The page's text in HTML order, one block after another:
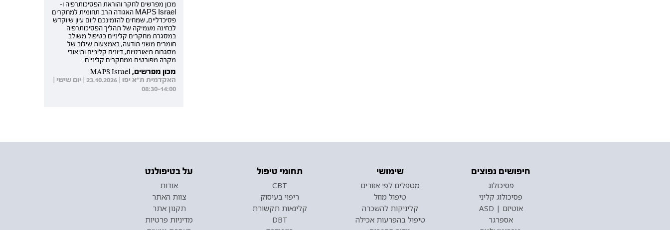
מכון מפרשים לחקר והוראת הפסיכותרפיה ו-
MAPS Israel האגודה הרב תחומית למחקרים
פסיכדליים, שמחים להזמינכם ליום עיון שיוקדש
לבחינה מעמיקה של תהליך הפסיכותרפיה
במסגרת מחקרים קליניים בטיפול משולב
חומרים משני תודעה, באמצעות שילוב של
מסגרות תיאורטיות, דיונים קליניים ותיאורי
מקרה מפורטים ממחקרים קליניים.
מכון מפרשים, MAPS Israel
האקדמית ת"א יפו | 23.10.2026 | יום שישי |
08:30-14:00
חיפושים נפוצים
פסיכולוג
פסיכולוג קליני
אוטיזם | ASD
אספרגר
שימושי
מטפלים לפי אזורים
טיפול מוזל
קליניקות להשכרה
טיפול בהפרעות אכילה
תחומי טיפול
CBT
ריפוי בעיסוק
קלינאות תקשורת
DBT
על בטיפולנט
אודות
צוות האתר
תקנון אתר
מדיניות פרטיות